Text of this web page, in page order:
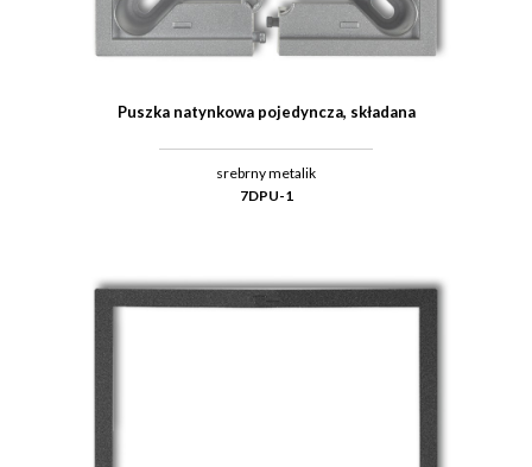
Puszka natynkowa pojedyncza, składana
srebrny metalik
7DPU-1